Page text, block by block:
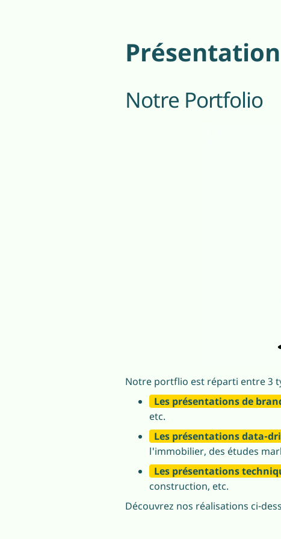
Notre Portfolio
Notre portflio est réparti entre 3
Les présentations de
etc.
Les présentations data-
l'immobilier, des études
Les présentations
construction, etc.
Découvrez nos réalisations ci-